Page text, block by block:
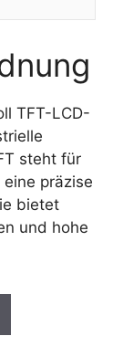
TFT-LCD-
steht für
präzise
bietet
und hohe